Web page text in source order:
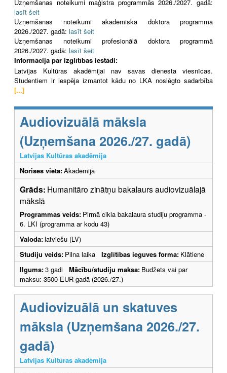
Uzņemšanas noteikumi maģistra programmās 2026./2027. gadā:
lasīt šeit
Uzņemšanas noteikumi akadēmiskā doktora programmā
2026./2027. gadā: lasīt šeit
Uzņemšanas noteikumi profesionālā doktora programmā
2026./2027. gadā: lasīt šeit
Informācija par izglītības iestādi:
Latvijas Kultūras akadēmijai nav savas dienesta viesnīcas.
Studentiem ir iespēja izmantot kādu no LKA noslēgto sadarbība
[...]
Audiovizuālā māksla
(Uzņemšana 2026./27. gadā)
Latvijas Kultūras akadēmija
Norises vieta:Akadēmija
Grāds: Humanitāro zinātņu bakalaurs audiovizuālajā
mākslā
Programmas veids: Pirmā cikla bakalaura studiju programma -
6. LKI (programma ar kodu 43)
Valoda:latviešu (LV)
Studiju veids: Pilna laika Izglītības ieguves forma: Klātiene
Ilgums:3 gadi Mācību/studiju maksa: Budžets vai par
maksu: 3500 EUR gadā (2026./27.)
Audiovizuālā un skatuves
māksla (Uzņemšana 2026./27.
gadā)
Latvijas Kultūras akadēmija